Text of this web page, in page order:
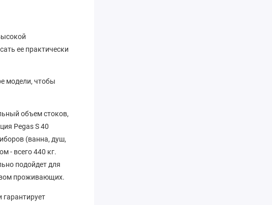
ее практически
модели, чтобы
объем стоков,
Pegas S 40
(ванна, душ,
- всего 440 кг.
подойдет для
проживающих.